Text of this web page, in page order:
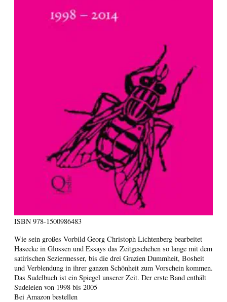
ISBN 978-1500986483
Wie sein großes Vorbild Georg Christoph Lichtenberg bearbeitet
Hasecke in Glossen und Essays das Zeitgeschehen so lange mit dem
satirischen Seziermesser, bis die drei Grazien Dummheit, Bosheit
und Verblendung in ihrer ganzen Schönheit zum Vorschein kommen.
Das Sudelbuch ist ein Spiegel unserer Zeit. Der erste Band enthält
Sudeleien von 1998 bis 2005
Bei Amazon bestellen